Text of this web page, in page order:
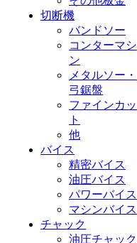
切断機
バンドソー
コンターマシ
ン
メタルソー・
弓鋸盤
ファインカッ
ト
他
バイス
精密バイス
油圧バイス
パワーバイス
マシンバイス
チャック
油圧チャック